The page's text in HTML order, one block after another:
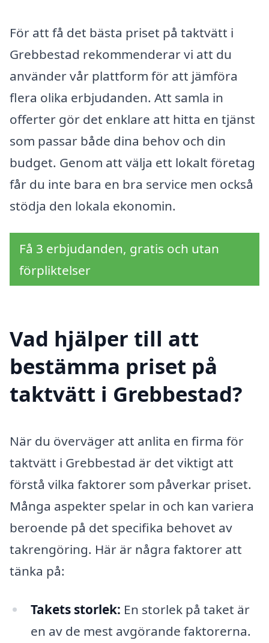
För att få det bästa priset på taktvätt i
Grebbestad rekommenderar vi att du
använder vår plattform för att jämföra
flera olika erbjudanden. Att samla in
offerter gör det enklare att hitta en tjänst
som passar både dina behov och din
budget. Genom att välja ett lokalt företag
får du inte bara en bra service men också
stödja den lokala ekonomin.
Få 3 erbjudanden, gratis och utan
förpliktelser
Vad hjälper till att
bestämma priset på
taktvätt i Grebbestad?
När du överväger att anlita en firma för
taktvätt i Grebbestad är det viktigt att
förstå vilka faktorer som påverkar priset.
Många aspekter spelar in och kan variera
beroende på det specifika behovet av
takrengöring. Här är några faktorer att
tänka på:
Takets storlek: En storlek på taket är
en av de mest avgörande faktorerna.